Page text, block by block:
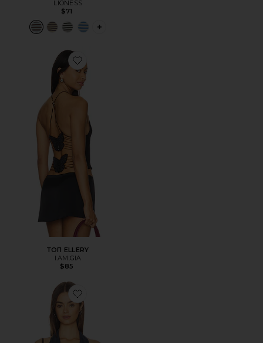
LIONESS
$71
PLUS ICON TO SEE MORE OPTIONS FOR
Favorite ТОП ELLERY
ТОП ELLERY
I.AM.GIA
$85
Favorite ТОП PIA